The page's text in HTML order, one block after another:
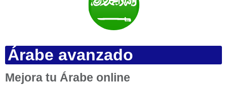
Árabe avanzado
Mejora tu Árabe online